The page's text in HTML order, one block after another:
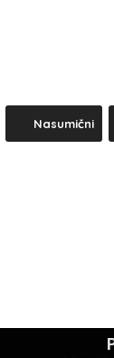
Nasumični